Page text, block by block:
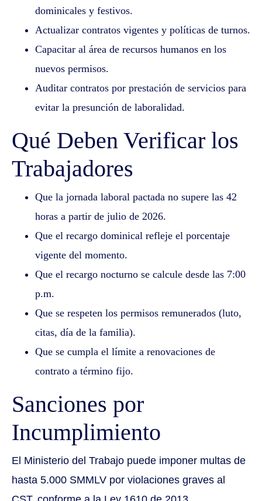
dominicales y festivos.
Actualizar contratos vigentes y políticas de turnos.
Capacitar al área de recursos humanos en los
nuevos permisos.
Auditar contratos por prestación de servicios para
evitar la presunción de laboralidad.
Qué Deben Verificar los
Trabajadores
Que la jornada laboral pactada no supere las 42
horas a partir de julio de 2026.
Que el recargo dominical refleje el porcentaje
vigente del momento.
Que el recargo nocturno se calcule desde las 7:00
p.m.
Que se respeten los permisos remunerados (luto,
citas, día de la familia).
Que se cumpla el límite a renovaciones de
contrato a término fijo.
Sanciones por
Incumplimiento
El Ministerio del Trabajo puede imponer multas de
hasta 5.000 SMMLV por violaciones graves al